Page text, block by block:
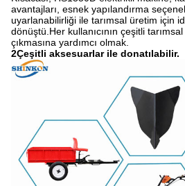
avantajları, esnek yapılandırma
uyarlanabilirliği ile tarımsal üretim için
dönüştü.Her kullanıcının çeşitli
çıkmasına yardımcı olmak.
2Çeşitli aksesuarlar ile donatılabilir.